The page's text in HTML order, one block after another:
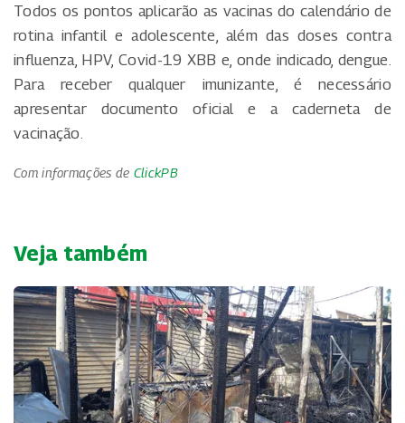
Todos os pontos aplicarão as vacinas do calendário de
rotina infantil e adolescente, além das doses contra
influenza, HPV, Covid-19 XBB e, onde indicado, dengue.
Para receber qualquer imunizante, é necessário
apresentar documento oficial e a caderneta de
vacinação.
Com informações de ClickPB
Veja também